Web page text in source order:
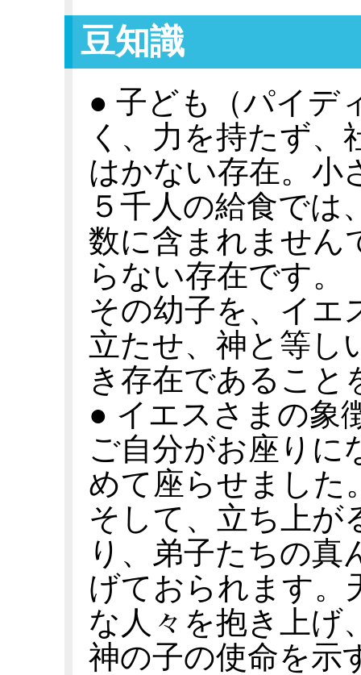
豆知識
● 子ども（パイデ
く、力を持たず、
はかない存在。小
５千人の給食では
数に含まれません
らない存在です。
その幼子を、イエ
立たせ、神と等し
き存在であること
● イエスさまの象
ご自分がお座りに
めて座らせました
そして、立ち上が
り、弟子たちの真
げておられます。
な人々を抱き上げ
神の子の使命を示